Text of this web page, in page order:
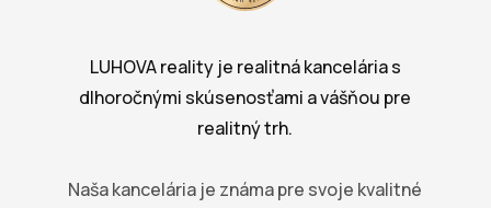
LUHOVA reality je realitná kancelária s
dlhoročnými skúsenosťami a vášňou pre
realitný trh.
Naša kancelária je známa pre svoje kvalitné